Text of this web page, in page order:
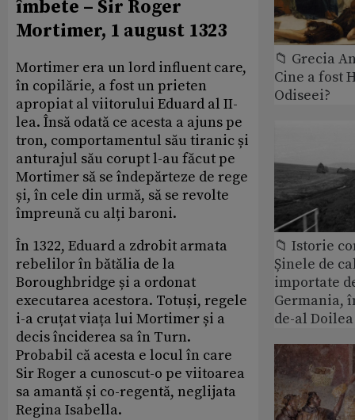
îmbete – Sir Roger
Mortimer, 1 august 1323
Mortimer era un lord influent care,
în copilărie, a fost un prieten
apropiat al viitorului Eduard al II-
lea. Însă odată ce acesta a ajuns pe
tron, comportamentul său tiranic și
anturajul său corupt l-au făcut pe
Mortimer să se îndepărteze de rege
și, în cele din urmă, să se revolte
împreună cu alți baroni.
În 1322, Eduard a zdrobit armata
rebelilor în bătălia de la
Boroughbridge și a ordonat
executarea acestora. Totuși, regele
i-a cruțat viața lui Mortimer și a
decis înciderea sa în Turn.
Probabil că acesta e locul în care
Sir Roger a cunoscut-o pe viitoarea
sa amantă și co-regentă, neglijata
Regina Isabella.
📁 Grecia
Cine a fost
Odiseei?
📁 Istorie
Șinele de
importate
Germania,
de-al